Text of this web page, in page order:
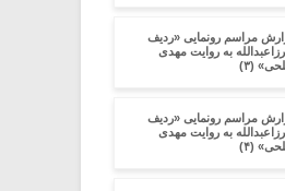
مراسم رونمایی «ردیف
به روایت مهدی
(۳)
مراسم رونمایی «ردیف
به روایت مهدی
(۴)